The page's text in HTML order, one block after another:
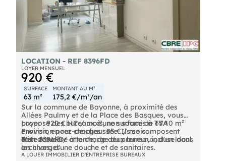
LOCATION - REF 8396FD
LOYER MENSUEL
920 €
SURFACE
63 m²
MONTANT AU M²
175,2 €/m²/an
Sur la commune de Bayonne, à proximité des
Allées Paulmy et de la Place des Basques, vous
propose des bureaux d'une surface de 63.40 m²
environ, en rez-de-chaussée. Ils se composent
d'un accueil / attente, de deux bureaux, d'un local
archives, d'une douche et de sanitaires.
Loyer : 920 € HC / mois, non soumis à TVA
Provision pour charges : 85 € / mois
Taxe foncière à la charge du preneur, incluse dans
les charges
Honoraires en sus : 15 % HT du loyer annuel HT à
Réf : 8396FD
"Les informations sur les risques auxquels ce bien
A LOUER IMMOBILIER D'ENTREPRISE BUREAUX